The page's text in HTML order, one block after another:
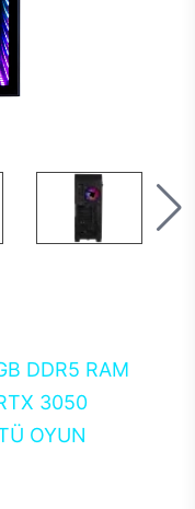
DDR5 RAM
3050
OYUN